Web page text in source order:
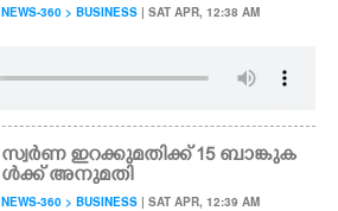
NEWS-360 > BUSINESS | SAT APR, 12:38 AM
സ്വർണ ഇറക്കുമതിക്ക് 15 ബാങ്കുക
ൾക്ക് അനുമതി
NEWS-360 > BUSINESS | SAT APR, 12:39 AM